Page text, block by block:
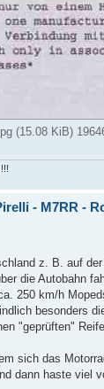
(15.08 KiB)
- M7RR -
z. B. auf
die Autobahn
250 km/h
besonders
"geprüften"
sich das
dann haste viel